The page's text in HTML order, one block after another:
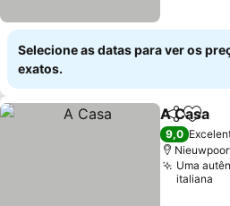
Selecione as datas para ver os
exatos.
Partilhar
A Casa
9,0
Uma
italiana